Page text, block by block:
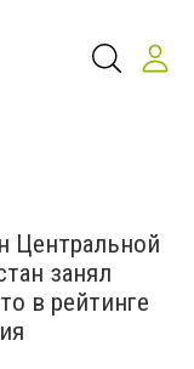
Центральной
занял
в рейтинге